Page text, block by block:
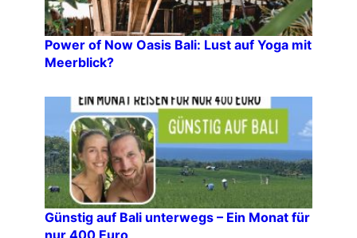
Power of Now Oasis Bali: Lust auf Yoga mit
Meerblick?
Günstig auf Bali unterwegs – Ein Monat für